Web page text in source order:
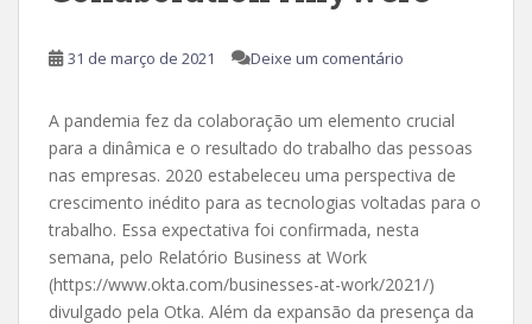
31 de março de 2021 Deixe um comentário
A pandemia fez da colaboração um elemento crucial
para a dinâmica e o resultado do trabalho das pessoas
nas empresas. 2020 estabeleceu uma perspectiva de
crescimento inédito para as tecnologias voltadas para o
trabalho. Essa expectativa foi confirmada, nesta
semana, pelo Relatório Business at Work
(https://www.okta.com/businesses-at-work/2021/)
divulgado pela Otka. Além da expansão da presença da